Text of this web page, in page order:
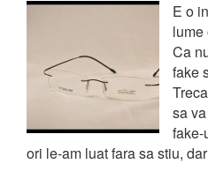
E o
lume
Ca
fake
sa
fake-
ori le-am luat fara sa stiu,